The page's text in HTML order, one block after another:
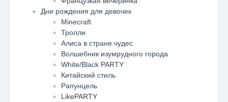
Дни рождения для девочек
Minecraft
Тролли
Алиса в стране чудес
Волшебник изумрудного города
White/Black PARTY
Китайский стиль
Рапунцель
LikePARTY